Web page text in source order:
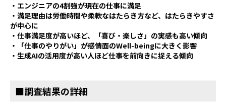
・エンジニアの4割強が現在の仕事に満足
・満足理由は労働時間や柔軟なはたらき方など、はたらきやすさ
が中心に
・仕事満足度が高いほど、「喜び・楽しさ」の実感も高い傾向
・「仕事のやりがい」が感情面のWell-beingに大きく影響
・生成AIの活用度が高い人ほど仕事を前向きに捉える傾向
■調査結果の詳細